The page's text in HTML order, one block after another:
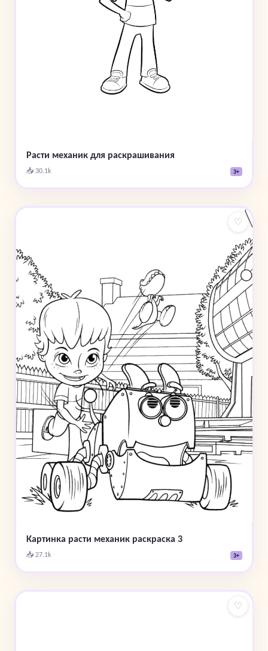
Расти механик для раскрашивания
📥 30.1k 3+
♡
Картинка расти механик раскраска 3
📥 27.1k 3+
♡